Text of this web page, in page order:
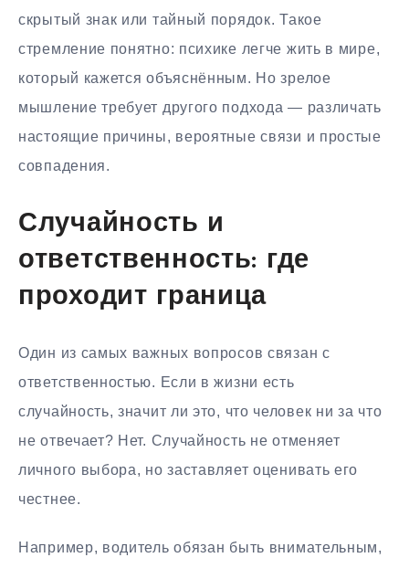
скрытый знак или тайный порядок. Такое
стремление понятно: психике легче жить в мире,
который кажется объяснённым. Но зрелое
мышление требует другого подхода — различать
настоящие причины, вероятные связи и простые
совпадения.
Случайность и
ответственность: где
проходит граница
Один из самых важных вопросов связан с
ответственностью. Если в жизни есть
случайность, значит ли это, что человек ни за что
не отвечает? Нет. Случайность не отменяет
личного выбора, но заставляет оценивать его
честнее.
Например, водитель обязан быть внимательным,